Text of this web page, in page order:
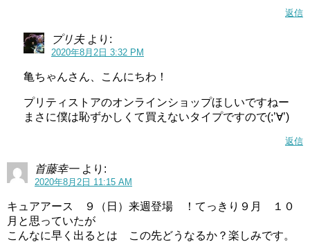
コメントはお気軽に♪
キュアコンプリートではコメントは歓迎ですので 気軽に書
で 承認まで少々お待ちくださいm(__)m
※承認後から次のコメントはすぐ表示するようになります
返信
プリ夫 より:
2020年8月2日 3:32 PM
亀ちゃんさん、こんにちわ！
プリティストアのオンラインショップほしいですねー
まさに僕は恥ずかしくて買えないタイプですので(;’∀’)
返信
首藤幸一 より:
2020年8月2日 11:15 AM
キュアアース ９（日）来週登場 ！てっきり９月 １０
月と思っていたが
こんなに早く出るとは この先どうなるか？楽しみです。